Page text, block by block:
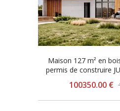
Maison 127 m² en
permis de construire
100350.00 €